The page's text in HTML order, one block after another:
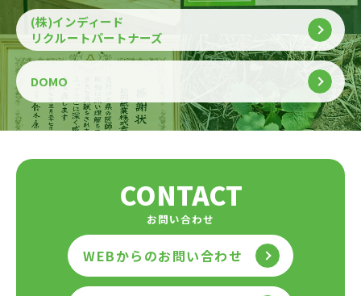
(株)インディード
リクルートパートナーズ
DOMO
CONTACT
お問い合わせ
WEBからのお問い合わせ